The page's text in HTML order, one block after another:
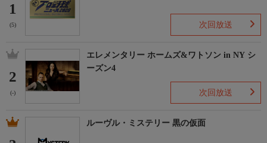
1
(5) 次回放送
2
(-)
エレメンタリー ホームズ&ワトソン in NY シ
ーズン4
次回放送
ルーヴル・ミステリー 黒の仮面